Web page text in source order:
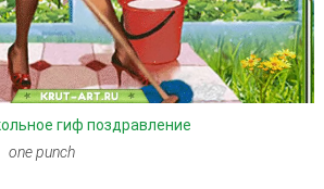
гиф поздравление
one punch